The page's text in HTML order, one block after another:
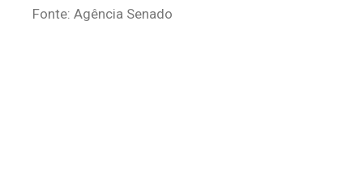
Fonte: Agência Senado